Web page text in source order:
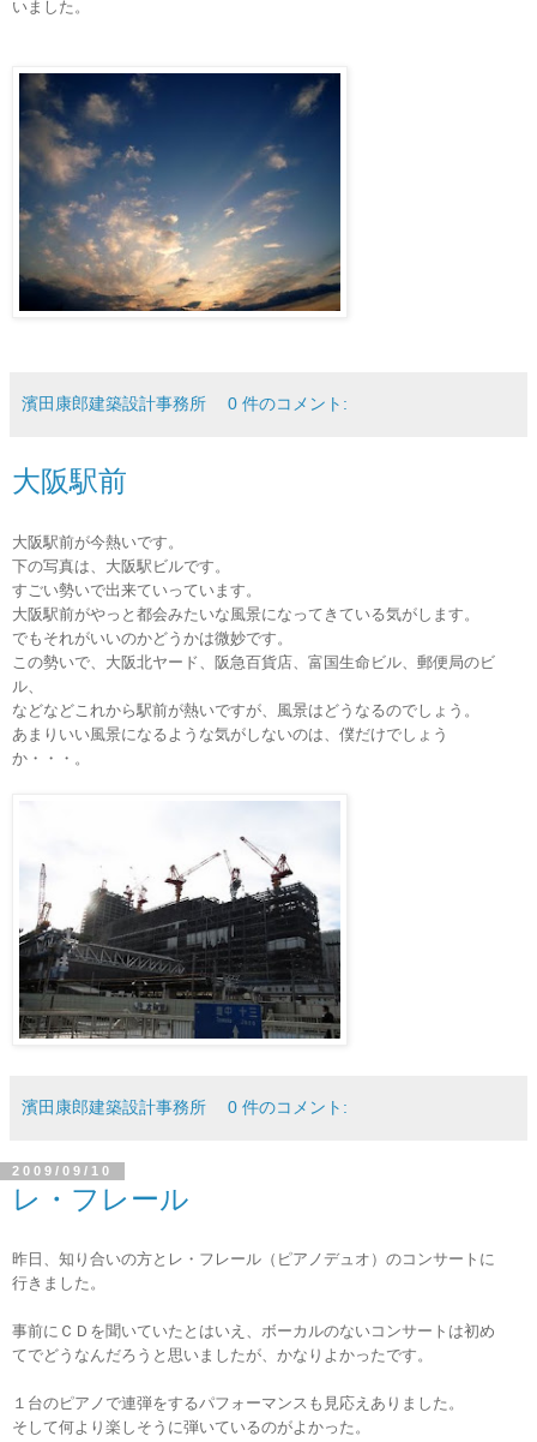
いました。
濱田康郎建築設計事務所 0 件のコメント:
大阪駅前
大阪駅前が今熱いです。
下の写真は、大阪駅ビルです。
すごい勢いで出来ていっています。
大阪駅前がやっと都会みたいな風景になってきている気がします。
でもそれがいいのかどうかは微妙です。
この勢いで、大阪北ヤード、阪急百貨店、富国生命ビル、郵便局のビ
ル、
などなどこれから駅前が熱いですが、風景はどうなるのでしょう。
あまりいい風景になるような気がしないのは、僕だけでしょう
か・・・。
濱田康郎建築設計事務所 0 件のコメント:
2009/09/10
レ・フレール
昨日、知り合いの方とレ・フレール（ピアノデュオ）のコンサートに
行きました。
事前にＣＤを聞いていたとはいえ、ボーカルのないコンサートは初め
てでどうなんだろうと思いましたが、かなりよかったです。
１台のピアノで連弾をするパフォーマンスも見応えありました。
そして何より楽しそうに弾いているのがよかった。